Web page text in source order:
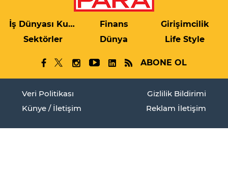
İş Dünyası Kulis Finans
Girişimcilik
Sektörler
Dünya Life Style
ABONE OL
Veri Politikası
Gizlilik Bildirimi
Künye / İletişim
Reklam İletişim